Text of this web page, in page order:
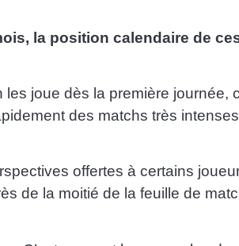
la position calendaire de
joue dès la première journée,
des matchs très
offertes à certains
de la moitié de la feuille de